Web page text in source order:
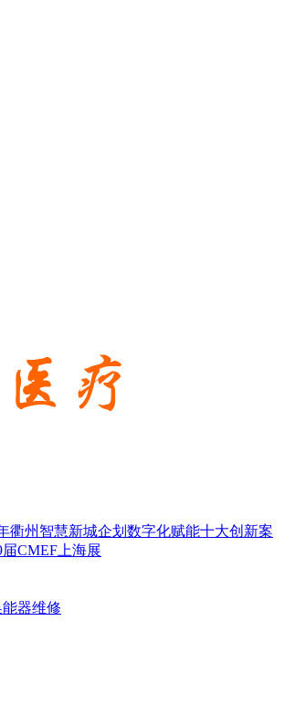
衢州智慧新城企划数字化赋能十大创新案
届CMEF上海展
器维修